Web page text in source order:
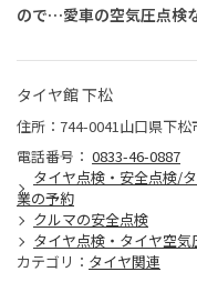
ので…愛車の空気圧点検
タイヤ館 下松
住所：744-0041山口県下松
電話番号： 0833-46-0887
タイヤ点検・安全点検/
業の予約
クルマの安全点検
タイヤ点検・タイヤ空気
カテゴリ： タイヤ関連